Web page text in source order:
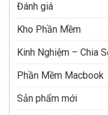
Đánh giá
Kho Phần Mềm
Kinh Nghiệm – Chia
Phần Mềm Macbook
Sản phẩm mới